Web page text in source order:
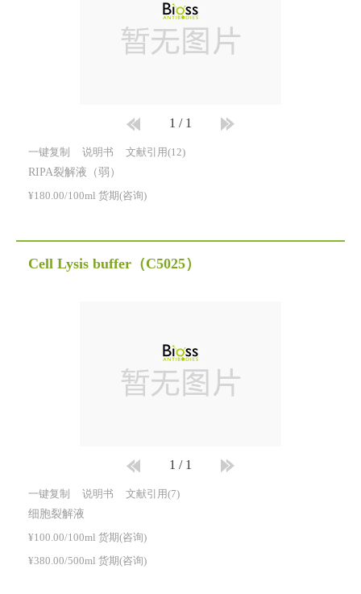
1 / 1
一键复制 说明书 文献引用(12)
RIPA裂解液（弱）
¥180.00/100ml 货期(咨询)
Cell Lysis buffer （C5025）
1 / 1
一键复制 说明书 文献引用(7)
细胞裂解液
¥100.00/100ml 货期(咨询)
¥380.00/500ml 货期(咨询)